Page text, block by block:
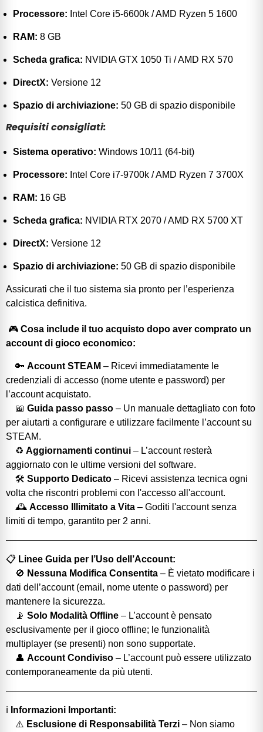
Processore: Intel Core i5-6600k / AMD Ryzen 5 1600
RAM: 8 GB
Scheda grafica: NVIDIA GTX 1050 Ti / AMD RX 570
DirectX: Versione 12
Spazio di archiviazione: 50 GB di spazio disponibile
Requisiti consigliati:
Sistema operativo: Windows 10/11 (64-bit)
Processore: Intel Core i7-9700k / AMD Ryzen 7 3700X
RAM: 16 GB
Scheda grafica: NVIDIA RTX 2070 / AMD RX 5700 XT
DirectX: Versione 12
Spazio di archiviazione: 50 GB di spazio disponibile
Assicurati che il tuo sistema sia pronto per l’esperienza
calcistica definitiva.
🎮 Cosa include il tuo acquisto dopo aver comprato un
account di gioco economico:
🔑 Account STEAM – Ricevi immediatamente le
credenziali di accesso (nome utente e password) per
l’account acquistato.
📖 Guida passo passo – Un manuale dettagliato con foto
per aiutarti a configurare e utilizzare facilmente l’account su
STEAM.
♻️ Aggiornamenti continui – L’account resterà
aggiornato con le ultime versioni del software.
🛠️ Supporto Dedicato – Ricevi assistenza tecnica ogni
volta che riscontri problemi con l'accesso all'account.
🕰️ Accesso Illimitato a Vita – Goditi l'account senza
limiti di tempo, garantito per 2 anni.
📋 Linee Guida per l’Uso dell’Account:
🚫 Nessuna Modifica Consentita – È vietato modificare i
dati dell’account (email, nome utente o password) per
mantenere la sicurezza.
📡 Solo Modalità Offline – L’account è pensato
esclusivamente per il gioco offline; le funzionalità
multiplayer (se presenti) non sono supportate.
👤 Account Condiviso – L’account può essere utilizzato
contemporaneamente da più utenti.
ℹ️ Informazioni Importanti:
⚠️ Esclusione di Responsabilità Terzi – Non siamo